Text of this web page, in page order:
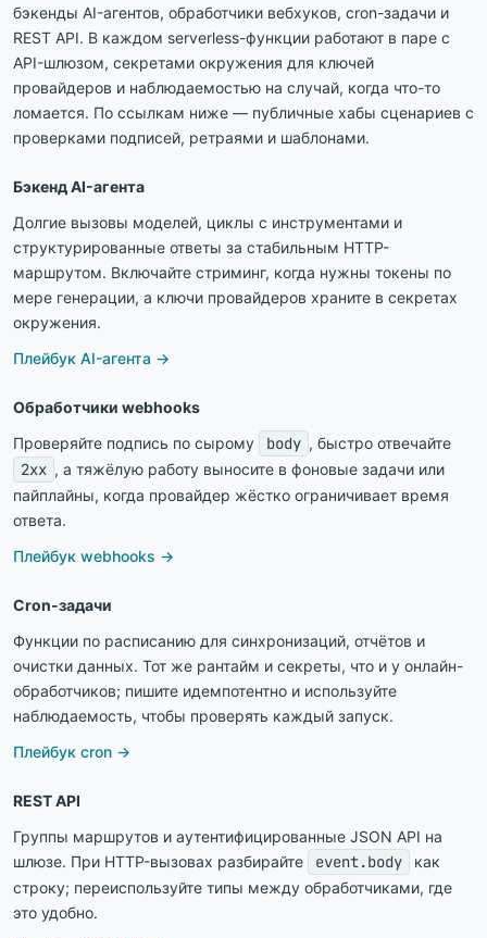
бэкенды AI-агентов, обработчики вебхуков, cron-задачи и
REST API. В каждом serverless-функции работают в паре с
API-шлюзом, секретами окружения для ключей
провайдеров и наблюдаемостью на случай, когда что-то
ломается. По ссылкам ниже — публичные хабы сценариев с
проверками подписей, ретраями и шаблонами.
Бэкенд AI-агента
Долгие вызовы моделей, циклы с инструментами и
структурированные ответы за стабильным HTTP-
маршрутом. Включайте стриминг, когда нужны токены по
мере генерации, а ключи провайдеров храните в секретах
окружения.
Плейбук AI-агента →
Обработчики webhooks
Проверяйте подпись по сырому
body , быстро отвечайте
2xx , а тяжёлую работу выносите в фоновые задачи или
пайплайны, когда провайдер жёстко ограничивает время
ответа.
Плейбук webhooks →
Cron-задачи
Функции по расписанию для синхронизаций, отчётов и
очистки данных. Тот же рантайм и секреты, что и у онлайн-
обработчиков; пишите идемпотентно и используйте
наблюдаемость, чтобы проверять каждый запуск.
Плейбук cron →
REST API
Группы маршрутов и аутентифицированные JSON API на
шлюзе. При HTTP-вызовах разбирайте
event.body
как
строку; переиспользуйте типы между обработчиками, где
это удобно.